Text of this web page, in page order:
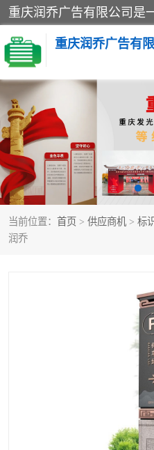
重庆润乔广告有
当前位置： 首页 > 供应商机 > 标
润乔
招牌类
灯箱类
标识标牌类
展架